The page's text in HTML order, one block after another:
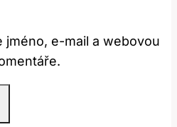
jméno, e-mail a webovou